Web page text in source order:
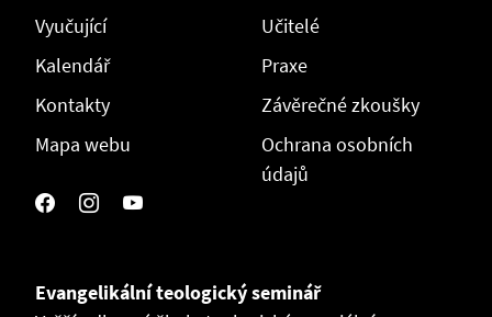
Vyučující
Kalendář
Kontakty
Mapa webu
Učitelé
Praxe
Závěrečné zkoušky
Ochrana osobních
údajů
Evangelikální teologický seminář